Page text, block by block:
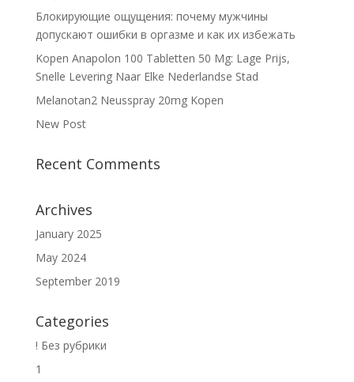
Блокирующие ощущения: почему мужчины
допускают ошибки в оргазме и как их избежать
Kopen Anapolon 100 Tabletten 50 Mg: Lage Prijs,
Snelle Levering Naar Elke Nederlandse Stad
Melanotan2 Neusspray 20mg Kopen
New Post
Recent Comments
Archives
January 2025
May 2024
September 2019
Categories
! Без рубрики
1